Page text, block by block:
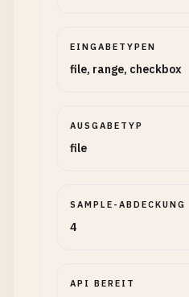
EINGABETYPEN
file, range, checkbox
AUSGABETYP
file
SAMPLE-ABDECKUNG
4
API BEREIT